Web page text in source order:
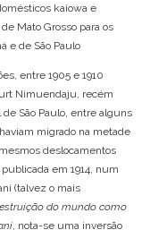
kaiowa e
Mato Grosso para os
e de São Paulo
entre 1905 e 1910
Nimuendaju, recém
São Paulo, entre alguns
migrado na metade
deslocamentos
, publicada em 1914, num
(talvez o mais
do mundo como
, nota-se uma inversão